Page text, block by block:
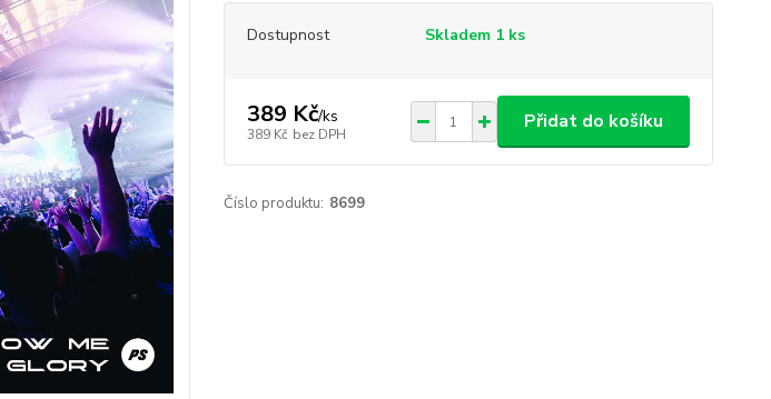
Dostupnost Skladem 1 ks
389 Kč/ks
389 Kč bez DPH
Přidat do košíku
Číslo produktu: 8699